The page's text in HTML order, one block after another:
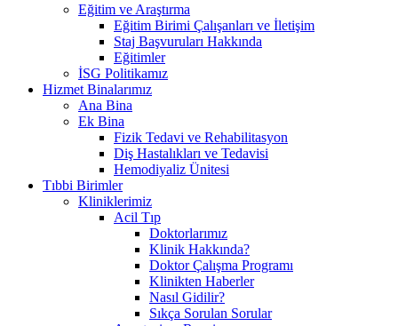
Eğitim ve Araştırma
Eğitim Birimi Çalışanları ve İletişim
Staj Başvuruları Hakkında
Eğitimler
İSG Politikamız
Hizmet Binalarımız
Ana Bina
Ek Bina
Fizik Tedavi ve Rehabilitasyon
Diş Hastalıkları ve Tedavisi
Hemodiyaliz Ünitesi
Tıbbi Birimler
Kliniklerimiz
Acil Tıp
Doktorlarımız
Klinik Hakkında?
Doktor Çalışma Programı
Klinikten Haberler
Nasıl Gidilir?
Sıkça Sorulan Sorular